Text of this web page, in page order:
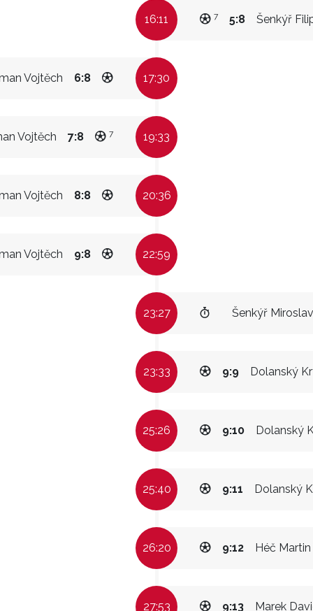
16:11 Šenkýř
5:8
7
Vojtěch 6:8 17:30
Vojtěch 7:8 7 19:33
Vojtěch 8:8 20:36
Vojtěch 9:8 22:59
23:27 Šenkýř Miroslav
23:33 Dolanský
9:9
25:26 Dolanský
9:10
25:40 Dolanský
9:11
26:20 Héč Martin
9:12
27:53 Marek
9:13